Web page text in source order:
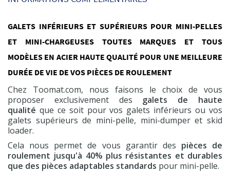
GALETS INFÉRIEURS ET SUPÉRIEURS POUR MINI-PELLES
ET MINI-CHARGEUSES TOUTES MARQUES ET TOUS
MODÈLES EN ACIER HAUTE QUALITÉ POUR UNE MEILLEURE
DURÉE DE VIE DE VOS PIÈCES DE ROULEMENT
Chez Toomat.com, nous faisons le choix de vous
proposer exclusivement des galets de haute
qualité que ce soit pour vos galets inférieurs ou vos
galets supérieurs de mini-pelle, mini-dumper et skid
loader.
Cela nous permet de vous garantir des pièces de
roulement jusqu'à 40% plus résistantes et durables
que des pièces adaptables standards pour mini-pelle.